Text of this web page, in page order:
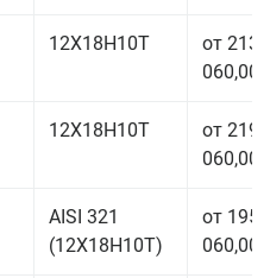
12Х18Н10Т
от 213
060,00
12Х18Н10Т
от 219
060,00
AISI 321
(12Х18Н10Т)
от 195
060,00